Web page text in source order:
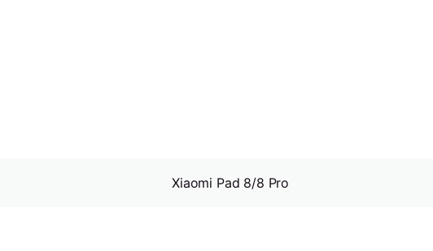
Xiaomi Pad 8/8 Pro